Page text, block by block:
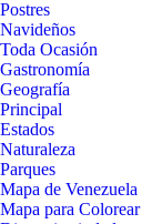
Postres
Navideños
Toda Ocasión
Gastronomía
Geografía
Principal
Estados
Naturaleza
Parques
Mapa de Venezuela
Mapa para Colorear